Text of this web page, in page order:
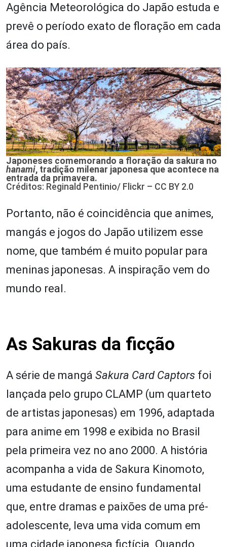
Agência Meteorológica do Japão estuda e
prevê o período exato de floração em cada
área do país.
Japoneses comemorando a floração da sakura no
hanami, tradição milenar japonesa que acontece na
entrada da primavera.
Créditos: Reginald Pentinio/ Flickr – CC BY 2.0
Portanto, não é coincidência que animes,
mangás e jogos do Japão utilizem esse
nome, que também é muito popular para
meninas japonesas. A inspiração vem do
mundo real.
As Sakuras da ficção
A série de mangá Sakura Card Captors foi
lançada pelo grupo CLAMP (um quarteto
de artistas japonesas) em 1996, adaptada
para anime em 1998 e exibida no Brasil
pela primeira vez no ano 2000. A história
acompanha a vida de Sakura Kinomoto,
uma estudante de ensino fundamental
que, entre dramas e paixões de uma pré-
adolescente, leva uma vida comum em
uma cidade japonesa fictícia. Quando